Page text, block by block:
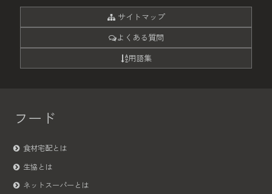
サイトマップ
よくある質問
用語集
フード
食材宅配とは
生協とは
ネットスーパーとは